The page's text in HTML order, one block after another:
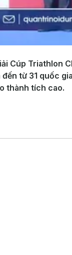
Cúp Triathlon
từ 31 quốc
thành tích cao.